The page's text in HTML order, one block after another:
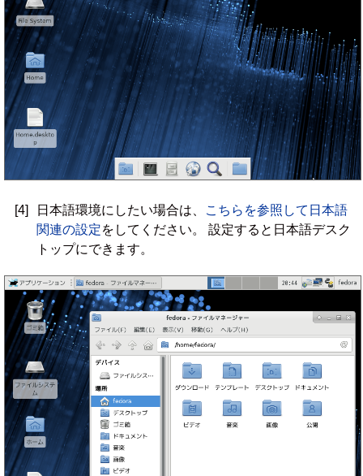
[4] 日本語環境にしたい場合は、
こちらを参照して日本語
関連の設定をしてください。 設定すると日本語デスク
トップにできます。